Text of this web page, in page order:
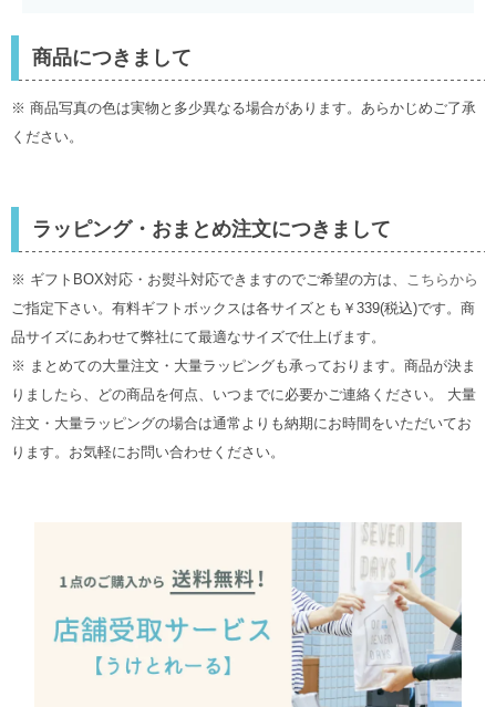
商品につきまして
※ 商品写真の色は実物と多少異なる場合があります。あらかじめご了承
ください。
ラッピング・おまとめ注文につきまして
※ ギフトBOX対応・お熨斗対応できますのでご希望の方は、 こちらから
ご指定下さい。有料ギフトボックスは各サイズとも￥339(税込)です。商
品サイズにあわせて弊社にて最適なサイズで仕上げます。
※ まとめての大量注文・大量ラッピングも承っております。商品が決ま
りましたら、どの商品を何点、いつまでに必要かご連絡ください。 大量
注文・大量ラッピングの場合は通常よりも納期にお時間をいただいてお
ります。お気軽にお問い合わせください。